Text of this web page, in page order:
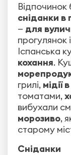
Відпочинок
сніданки в
— для
прогулянок
Іспанська
кохання.
грилі, мідії
томатами,
вибухали
морозиво,
старому
Сніданки